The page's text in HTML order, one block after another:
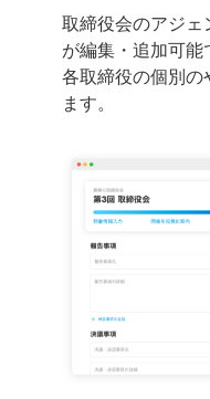
取締役会のアジ
が編集・追加可能
各取締役の個別の
ます。